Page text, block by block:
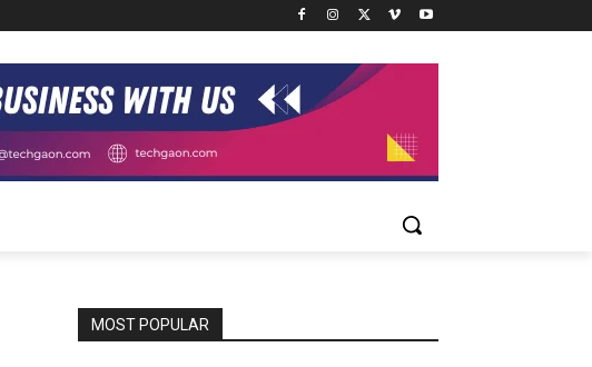
MOST POPULAR